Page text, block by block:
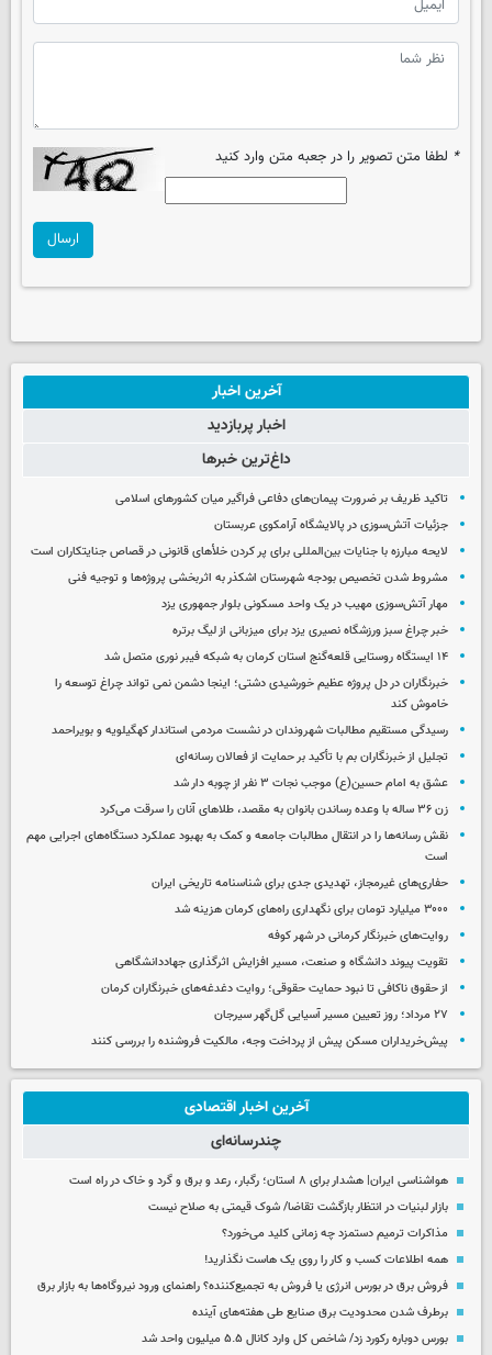
* لطفا متن تصویر را در جعبه متن وارد کنید
ارسال
آخرین اخبار
اخبار پربازدید
داغ‌ترین خبرها
تاکید ظریف بر ضرورت پیمان‌های دفاعی فراگیر میان کشورهای اسلامی
جزئیات آتش‌سوزی در پالایشگاه آرامکوی عربستان
لایحه مبارزه با جنایات بین‌المللی برای پر کردن خلأهای قانونی در قصاص جنایتکاران است
مشروط شدن تخصیص بودجه شهرستان اشکذر به اثربخشی پروژه‌ها و توجیه فنی
مهار آتش‌سوزی مهیب در یک واحد مسکونی بلوار جمهوری یزد
خبر چراغ سبز ورزشگاه نصیری یزد برای میزبانی از لیگ برتره
۱۴ ایستگاه روستایی قلعه‌گنج استان کرمان به شبکه فیبر نوری متصل شد
خبرنگاران در دل پروژه عظیم خورشیدی دشتی؛ اینجا دشمن نمی‌ تواند چراغ توسعه را
خاموش کند
رسیدگی مستقیم مطالبات شهروندان در نشست مردمی استاندار کهگیلویه و بویراحمد
تجلیل از خبرنگاران بم با تأکید بر حمایت از فعالان رسانه‌ای
عشق به امام حسین(ع) موجب نجات ۳ نفر از چوبه دار شد
زن ۳۶ ساله با وعده رساندن بانوان به مقصد، طلاهای آنان را سرقت می‌کرد
نقش رسانه‌ها را در انتقال مطالبات جامعه و کمک به بهبود عملکرد دستگاه‌های اجرایی مهم
است
حفاری‌های غیرمجاز، تهدیدی جدی برای شناسنامه تاریخی ایران
۳۰۰۰ میلیارد تومان برای نگهداری راه‌های کرمان هزینه شد
روایت‌های خبرنگار کرمانی در شهر کوفه
تقویت پیوند دانشگاه و صنعت، مسیر افزایش اثرگذاری جهاددانشگاهی
از حقوق ناکافی تا نبود حمایت حقوقی؛ روایت دغدغه‌های خبرنگاران کرمان
۲۷ مرداد؛ روز تعیین مسیر آسیایی گل‌گهر سیرجان
پیش‌خریداران مسکن پیش از پرداخت وجه، مالکیت فروشنده را بررسی کنند
آخرین اخبار اقتصادی
چندرسانه‌ای
هواشناسی ایران| هشدار برای ۸ استان؛ رگبار، رعد و برق و گرد و خاک در راه است
بازار لبنیات در انتظار بازگشت تقاضا/ شوک قیمتی به صلاح نیست
مذاکرات ترمیم دستمزد چه زمانی کلید می‌خورد؟
همه اطلاعات کسب‌ و کار را روی یک هاست نگذارید!
فروش برق در بورس انرژی یا فروش به تجمیع‌کننده؟ راهنمای ورود نیروگاه‌ها به بازار برق
برطرف شدن محدودیت‌ برق صنایع طی هفته‌های آینده
بورس دوباره رکورد زد/ شاخص کل وارد کانال ۵.۵ میلیون واحد شد